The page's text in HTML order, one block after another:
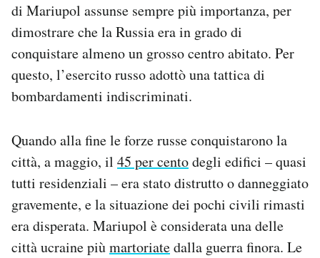
di Mariupol assunse sempre più importanza, per
dimostrare che la Russia era in grado di
conquistare almeno un grosso centro abitato. Per
questo, l’esercito russo adottò una tattica di
bombardamenti indiscriminati.
Quando alla fine le forze russe conquistarono la
città, a maggio, il 45 per centodegli edifici – quasi
tutti residenziali – era stato distrutto o danneggiato
gravemente, e la situazione dei pochi civili rimasti
era disperata. Mariupol è considerata una delle
città ucraine piùmartoriatedalla guerra finora. Le